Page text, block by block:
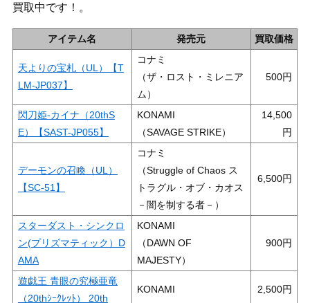
買取中です！。
アイテム名 発売元 買取価格
天よりの宝札（UL）【T
LM-JP037】
コナミ
（ザ・ロスト・ミレニア
ム）
500
閃刀姫-カイナ（20thS
E）【SAST-JP055】
KONAMI
（SAVAGE STRIKE）
14,500
デーモンの召喚（UL）
【SC-51】
コナミ
（Struggle of Chaos ス
トラグル・オブ・カオス
－闇を制する者－）
6,500
スターダスト・シンクロ
ン(プリズマティック）D
AMA
KONAMI
（DAWN OF
MAJESTY）
900
遊戯王 青眼の究極亜竜
（20thｼｰｸﾚｯﾄ） 20th
KONAMI 2,500